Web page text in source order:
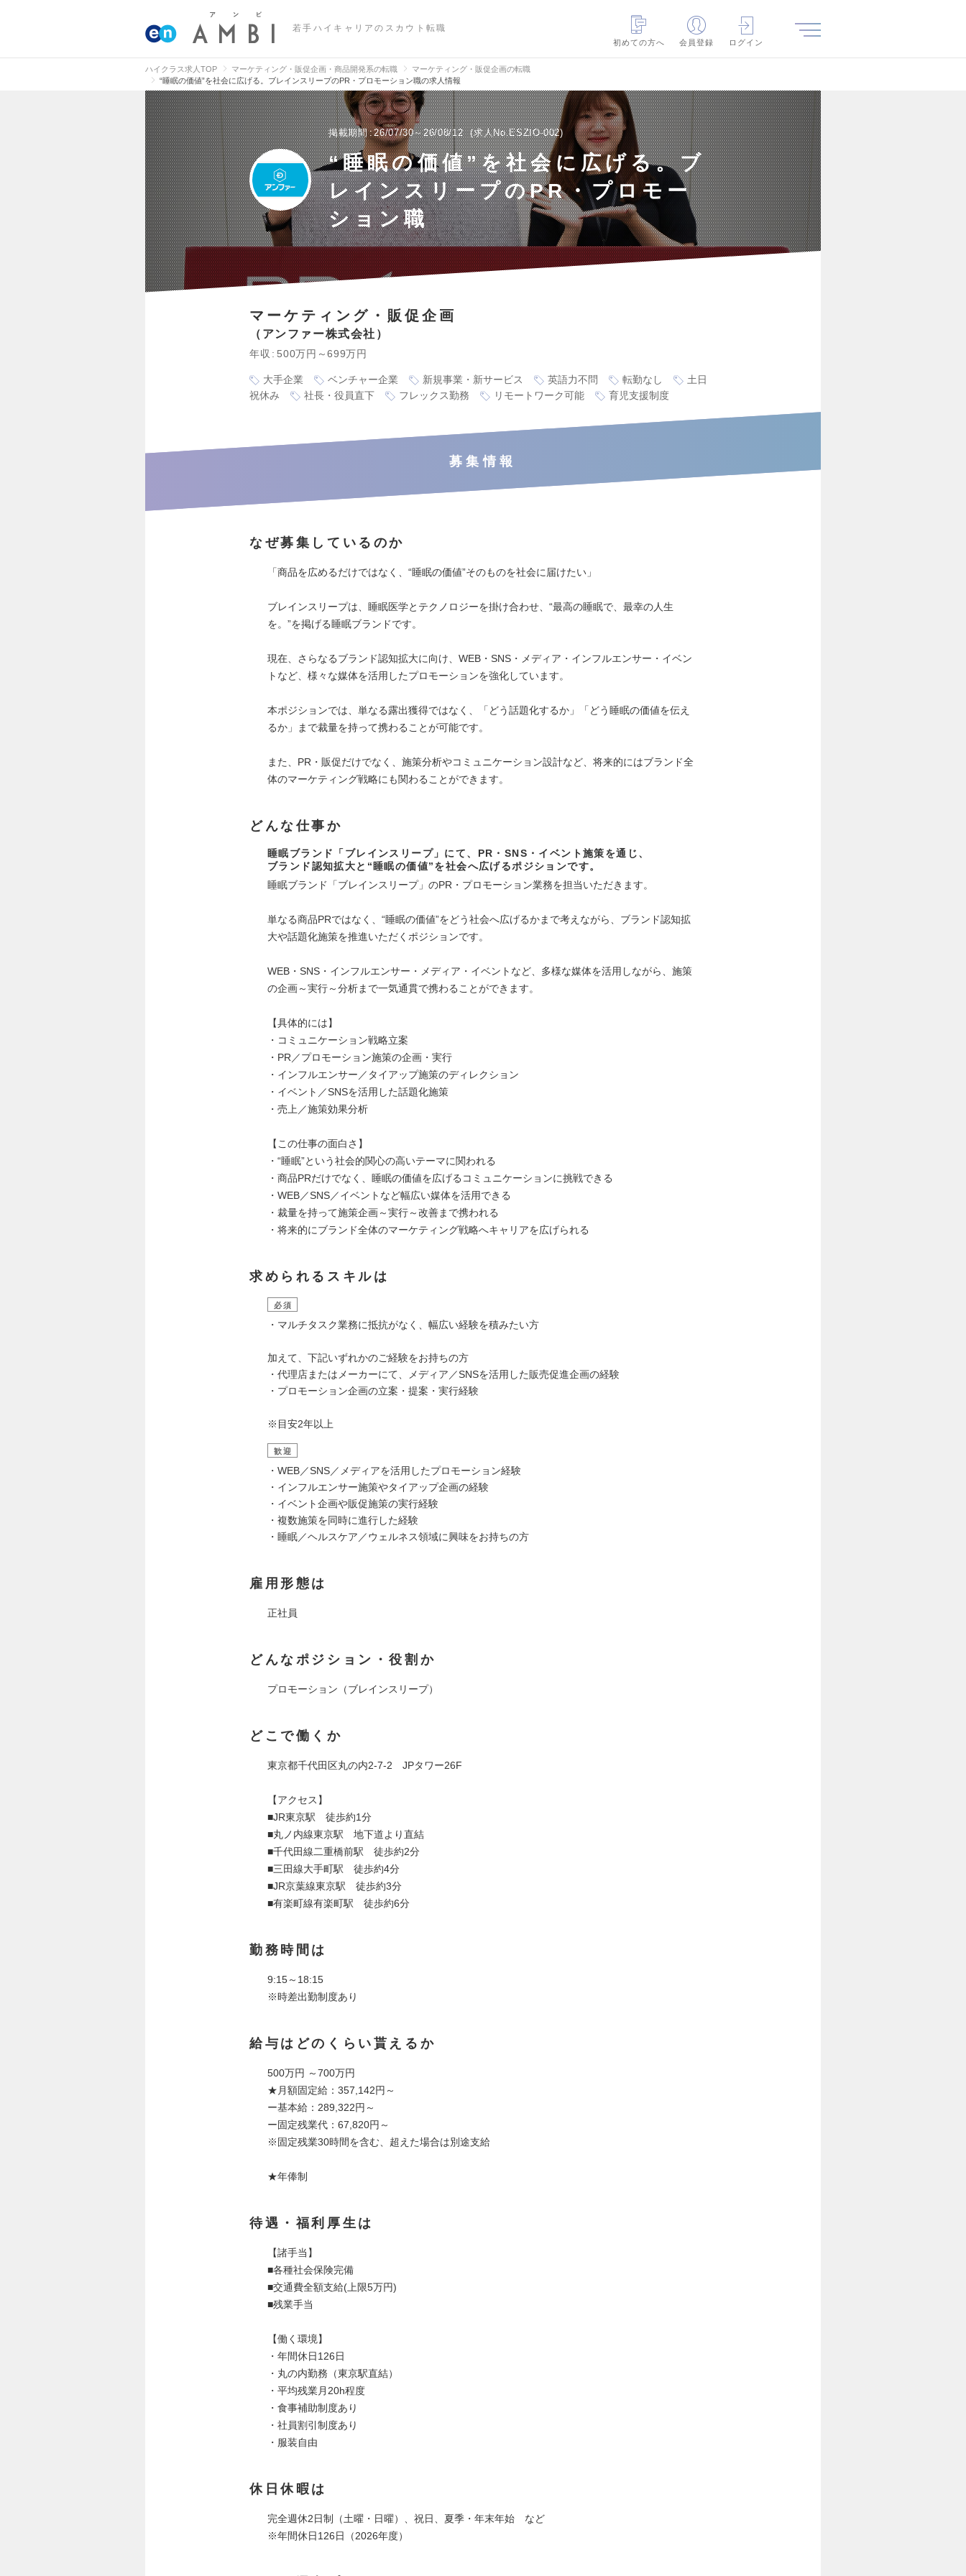
若手ハイキャリアのスカウト転職
初めての方へ
会員登録 ログイン
ハイクラス求人TOP マーケティング・販促企画・商品開発系の転職
マーケティング・販促企画の転職
“睡眠の価値”を社会に広げる。ブレインスリープのPR・プロモーション職の求人情報
掲載期間 26/07/30～26/08/12 求人No.ESZIO-002
“睡眠の価値”を社会に広げる。ブ
レインスリープのPR・プロモー
ション職
マーケティング・販促企画
アンファー株式会社
年収 500万円～699万円
大手企業 ベンチャー企業 新規事業・新サービス 英語力不問 転勤なし
土日
祝休み
社長・役員直下 フレックス勤務 リモートワーク可能 育児支援制度
募集情報
なぜ募集しているのか
「商品を広めるだけではなく、“睡眠の価値”そのものを社会に届けたい」
ブレインスリープは、睡眠医学とテクノロジーを掛け合わせ、“最高の睡眠で、最幸の人生
を。”を掲げる睡眠ブランドです。
現在、さらなるブランド認知拡大に向け、WEB・SNS・メディア・インフルエンサー・イベン
トなど、様々な媒体を活用したプロモーションを強化しています。
本ポジションでは、単なる露出獲得ではなく、「どう話題化するか」「どう睡眠の価値を伝え
るか」まで裁量を持って携わることが可能です。
また、PR・販促だけでなく、施策分析やコミュニケーション設計など、将来的にはブランド全
体のマーケティング戦略にも関わることができます。
どんな仕事か
睡眠ブランド「ブレインスリープ」にて、PR・SNS・イベント施策を通じ、
ブランド認知拡大と“睡眠の価値”を社会へ広げるポジションです。
睡眠ブランド「ブレインスリープ」のPR・プロモーション業務を担当いただきます。
単なる商品PRではなく、“睡眠の価値”をどう社会へ広げるかまで考えながら、ブランド認知拡
大や話題化施策を推進いただくポジションです。
WEB・SNS・インフルエンサー・メディア・イベントなど、多様な媒体を活用しながら、施策
の企画～実行～分析まで一気通貫で携わることができます。
【具体的には】
・コミュニケーション戦略立案
・PR／プロモーション施策の企画・実行
・インフルエンサー／タイアップ施策のディレクション
・イベント／SNSを活用した話題化施策
・売上／施策効果分析
【この仕事の面白さ】
・“睡眠”という社会的関心の高いテーマに関われる
・商品PRだけでなく、睡眠の価値を広げるコミュニケーションに挑戦できる
・WEB／SNS／イベントなど幅広い媒体を活用できる
・裁量を持って施策企画～実行～改善まで携われる
・将来的にブランド全体のマーケティング戦略へキャリアを広げられる
求められるスキルは
必須
・マルチタスク業務に抵抗がなく、幅広い経験を積みたい方
加えて、下記いずれかのご経験をお持ちの方
・代理店またはメーカーにて、メディア／SNSを活用した販売促進企画の経験
・プロモーション企画の立案・提案・実行経験
※目安2年以上
歓迎
・WEB／SNS／メディアを活用したプロモーション経験
・インフルエンサー施策やタイアップ企画の経験
・イベント企画や販促施策の実行経験
・複数施策を同時に進行した経験
・睡眠／ヘルスケア／ウェルネス領域に興味をお持ちの方
雇用形態は
正社員
どんなポジション・役割か
プロモーション（ブレインスリープ）
どこで働くか
東京都千代田区丸の内2-7-2 JPタワー26F
【アクセス】
■JR東京駅 徒歩約1分
■丸ノ内線東京駅 地下道より直結
■千代田線二重橋前駅 徒歩約2分
■三田線大手町駅 徒歩約4分
■JR京葉線東京駅 徒歩約3分
■有楽町線有楽町駅 徒歩約6分
勤務時間は
9:15～18:15
※時差出勤制度あり
給与はどのくらい貰えるか
500万円 ～700万円
★月額固定給：357,142円～
ー基本給：289,322円～
ー固定残業代：67,820円～
※固定残業30時間を含む、超えた場合は別途支給
★年俸制
待遇・福利厚生は
【諸手当】
■各種社会保険完備
■​交通費全額支給(上限5万円)
■残業手当
【働く環境】
・年間休日126日
・丸の内勤務（東京駅直結）
・平均残業月20h程度
・食事補助制度あり
・社員割引制度あり
・服装自由
休日休暇は
完全週休2日制（土曜・日曜）、祝日、夏季・年末年始 など
※年間休日126日（2026年度）